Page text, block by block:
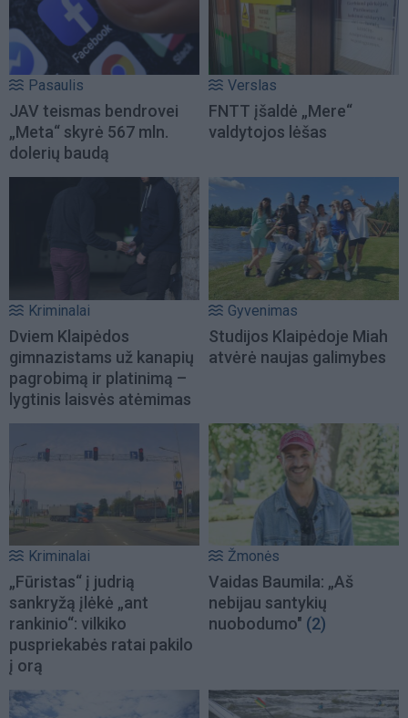
Pasaulis
JAV teismas bendrovei
„Meta“ skyrė 567 mln.
dolerių baudą
Verslas
FNTT įšaldė „Mere“
valdytojos lėšas
Kriminalai
Dviem Klaipėdos
gimnazistams už kanapių
pagrobimą ir platinimą –
lygtinis laisvės atėmimas
Gyvenimas
Studijos Klaipėdoje Miah
atvėrė naujas galimybes
Kriminalai
„Fūristas“ į judrią
sankryžą įlėkė „ant
rankinio“: vilkiko
puspriekabės ratai pakilo
į orą
Žmonės
Vaidas Baumila: „Aš
nebijau santykių
nuobodumo" (2)